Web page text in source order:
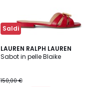
Saldi
LAUREN RALPH LAUREN
Sabot in pelle Blaike
150,00 €